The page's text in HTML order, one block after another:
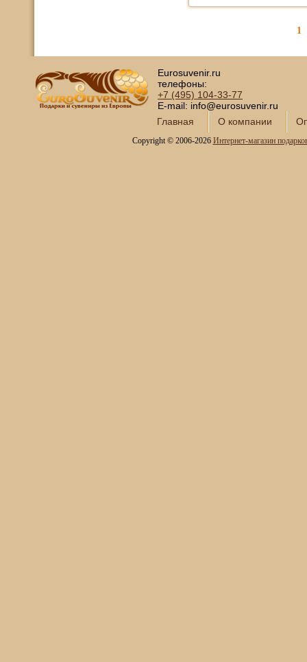
1
Eurosuvenir.ru
телефоны:
+7 (495) 104-33-77
E-mail: info@eurosuvenir.ru
Главная
О компании
Copyright © 2006-2026 Интернет-магазин